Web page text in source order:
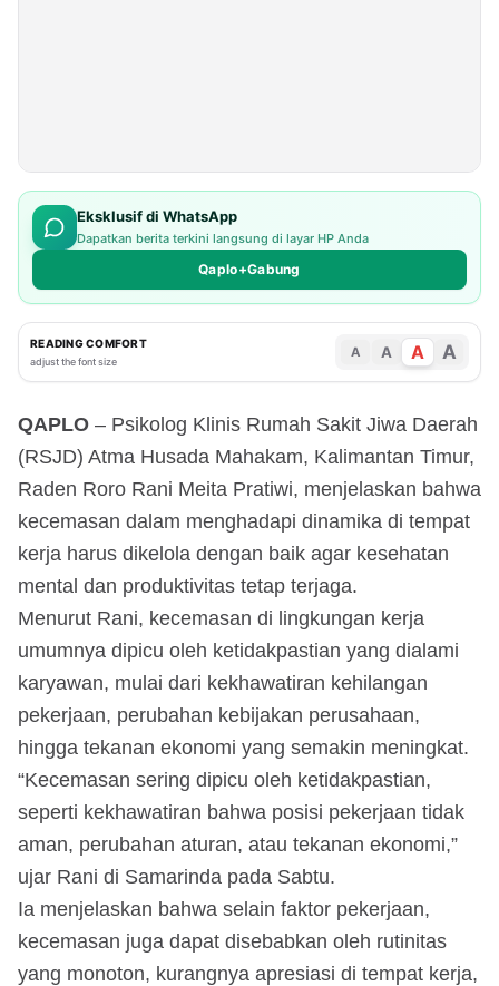
Eksklusif di WhatsApp
Dapatkan berita terkini langsung di layar HP Anda
Qaplo+Gabung
READING COMFORT
adjust the font size
A A A A
QAPLO – Psikolog Klinis Rumah Sakit Jiwa Daerah
(RSJD) Atma Husada Mahakam, Kalimantan Timur,
Raden Roro Rani Meita Pratiwi, menjelaskan bahwa
kecemasan dalam menghadapi dinamika di tempat
kerja harus dikelola dengan baik agar kesehatan
mental dan produktivitas tetap terjaga.
Menurut Rani, kecemasan di lingkungan kerja
umumnya dipicu oleh ketidakpastian yang dialami
karyawan, mulai dari kekhawatiran kehilangan
pekerjaan, perubahan kebijakan perusahaan,
hingga tekanan ekonomi yang semakin meningkat.
“Kecemasan sering dipicu oleh ketidakpastian,
seperti kekhawatiran bahwa posisi pekerjaan tidak
aman, perubahan aturan, atau tekanan ekonomi,”
ujar Rani di Samarinda pada Sabtu.
Ia menjelaskan bahwa selain faktor pekerjaan,
kecemasan juga dapat disebabkan oleh rutinitas
yang monoton, kurangnya apresiasi di tempat kerja,